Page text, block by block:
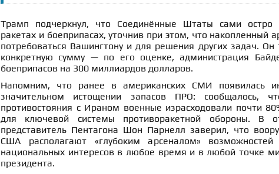
Трамп подчеркнул, что Соединённые Штаты сами остро
ракетах и боеприпасах, уточнив при этом, что накопленный
потребоваться Вашингтону и для решения других задач. Он
конкретную сумму — по его оценке, администрация
боеприпасов на 300 миллиардов долларов.
Напомним, что ранее в американских СМИ появилась
значительном истощении запасов ПРО: сообщалось,
противостояния с Ираном военные израсходовали почти
для ключевой системы противоракетной обороны. В
представитель Пентагона Шон Парнелл заверил, что
США располагают «глубоким арсеналом»
национальных интересов в любое время и в любой точке
президента.